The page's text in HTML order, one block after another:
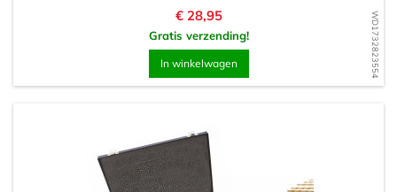
WD1732823554
Prijs
€ 28,95
Gratis verzending!
In winkelwagen